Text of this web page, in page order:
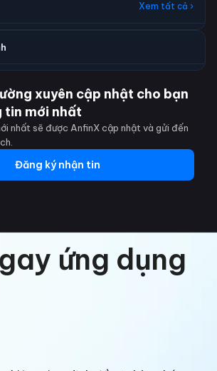
Xem tất cả ›
xuyên cập nhật cho bạn
tin mới nhất
nhất sẽ được AnfinX cập nhật và gửi đến
Đăng ký nhận tin
ứng dụng